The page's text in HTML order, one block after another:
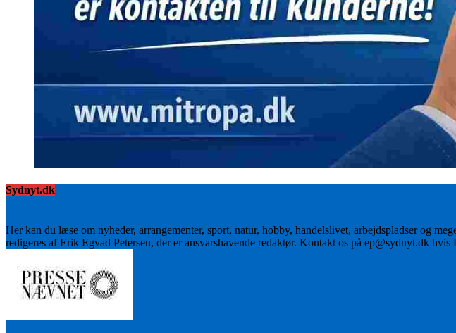
Sydnyt.dk
Her kan du læse om nyheder, arrangementer, sport, natur, hobby, handelslivet, arbejdspladser og
redigeres af Erik Egvad Petersen, der er ansvarshavende redaktør. Kontakt os på ep@sydnyt.dk hvis